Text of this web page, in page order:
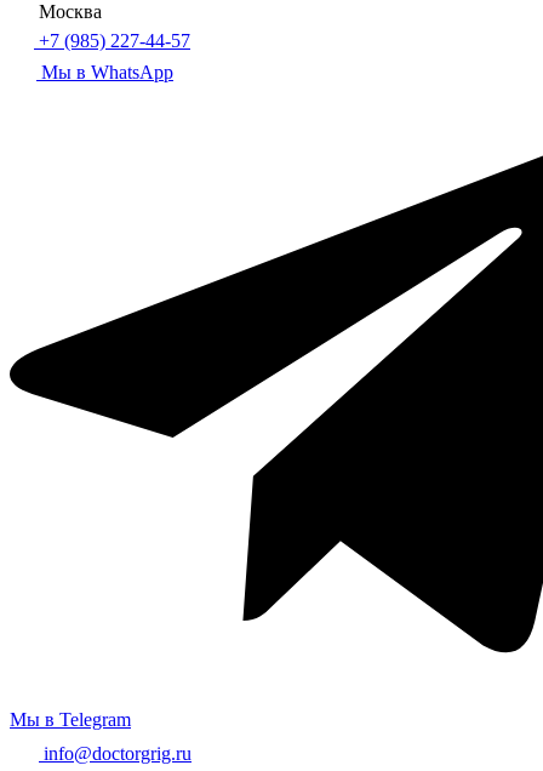
Москва
+7 (985) 227-44-57
Мы в WhatsApp
Мы в Telegram
info@doctorgrig.ru